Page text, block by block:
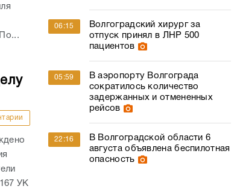
УК
06:15
Волгоградский хирург за
отпуск принял в ЛНР 500
пациентов
05:59
В аэропорту Волгограда
сократилось количество
задержанных и отмененных
рейсов
22:16
В Волгоградской области 6
августа объявлена беспилотная
опасность